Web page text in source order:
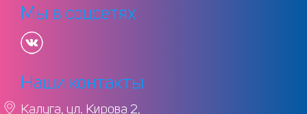
Мы в соцсетях
Наши контакты
Калуга, ул. Кирова 2,